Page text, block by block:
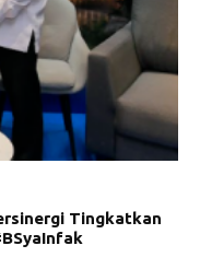
Tingkatkan